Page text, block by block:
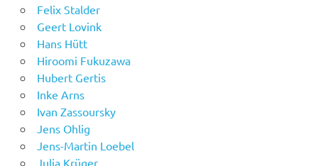
Felix Stalder
Geert Lovink
Hans Hütt
Hiroomi Fukuzawa
Hubert Gertis
Inke Arns
Ivan Zassoursky
Jens Ohlig
Jens-Martin Loebel
Julia Krüger